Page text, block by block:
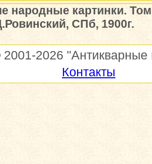
народные картинки.
СПб, 1900г.
2026 "Антикварные
Контакты